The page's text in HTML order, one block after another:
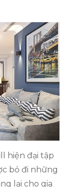
hiện đại tập
bỏ đi những
lại cho gia